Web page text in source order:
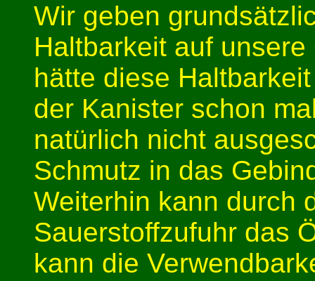
Wir geben
Haltbarkeit auf
hätte diese
der Kanister schon
natürlich nicht
Schmutz in das
Weiterhin kann durch
Sauerstoffzufuhr das
kann die